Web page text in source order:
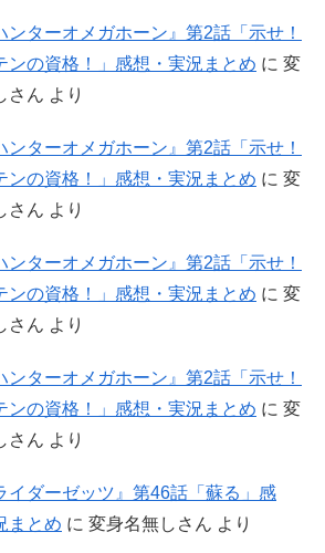
ンターオメガホーン』第2話「示せ！
ンの資格！」感想・実況まとめ に 変
さん より
ンターオメガホーン』第2話「示せ！
ンの資格！」感想・実況まとめ に 変
さん より
ンターオメガホーン』第2話「示せ！
ンの資格！」感想・実況まとめ に 変
さん より
ンターオメガホーン』第2話「示せ！
ンの資格！」感想・実況まとめ に 変
さん より
イダーゼッツ』第46話「蘇る」感
まとめ に 変身名無しさん より